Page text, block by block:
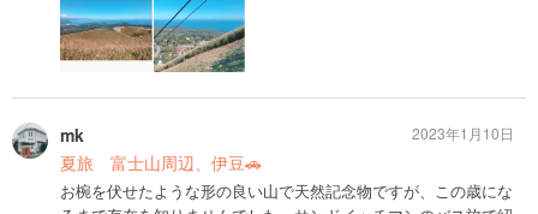
mk
夏旅 富士山周辺、伊豆🚗
お椀を伏せたような形の良い山で天然記念物ですが、この歳にな
2023年1月10日